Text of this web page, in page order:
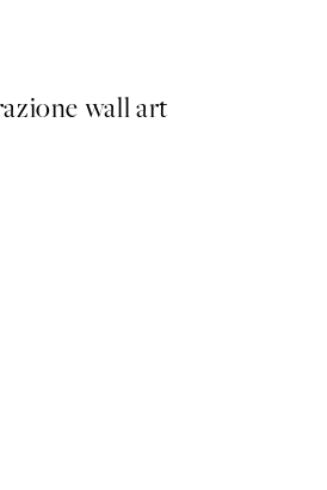
wall art